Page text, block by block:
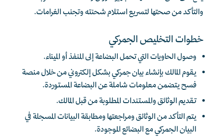
والتأكد من صحتها لتسريع استلام شحنته وتجنب الغرامات.
خطوات التخليص الجمركي
وصول الحاويات التي تحمل البضاعة إلى المنفذ أو الميناء.
يقوم المالك بإنشاء بيان جمركي بشكل إلكتروني من خلال منصة
فسح يتضمن معلومات شاملة عن البضاعة المستوردة.
تقديم الوثائق والمستندات المطلوبة من قبل المالك.
يتم التأكد من الوثائق ومراجعتها ومطابقة البيانات المسجلة في
البيان الجمركي مع البضائع الموجودة.